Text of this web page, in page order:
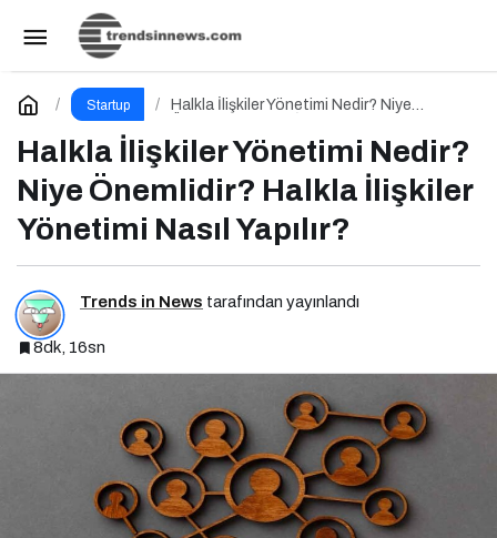
Startup
Halkla İlişkiler Yönetimi Nedir? Niye
Yapılır?
Halkla İlişkiler Yönetimi Nedir?
Niye Önemlidir? Halkla İlişkiler
Yönetimi Nasıl Yapılır?
Trends in News tarafından yayınlandı
8dk, 16sn
Etkinlik Yönetimi Nedir? Niye Önemlidir?
Etkinlik Yönetimi Nasıl Yapılır?
Yorum Yap